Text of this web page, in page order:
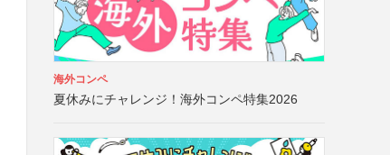
海外コンペ
夏休みにチャレンジ！海外コンペ特集2026